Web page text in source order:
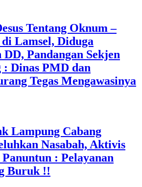
Tentang Oknum –
Lamsel, Diduga
Pandangan Sekjen
Dinas PMD dan
Tegas Mengawasinya
Lampung Cabang
Nasabah, Aktivis
: Pelayanan
Buruk !!